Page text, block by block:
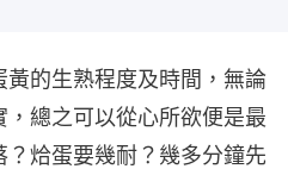
的生熟程度及時間，無論
總之可以從心所欲便是最
烚蛋要幾耐？幾多分鐘先